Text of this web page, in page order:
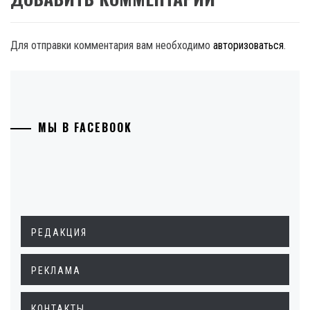
Для отправки комментария вам необходимо авторизоваться.
МЫ В FACEBOOK
РЕДАКЦИЯ
РЕКЛАМА